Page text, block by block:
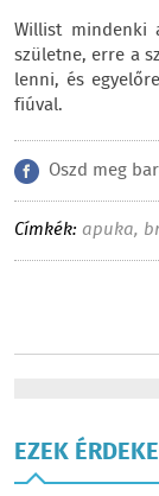
Willist mindenki
születne, erre a
lenni, és
fiúval.
Oszd meg
Címkék: apuka,
EZEK